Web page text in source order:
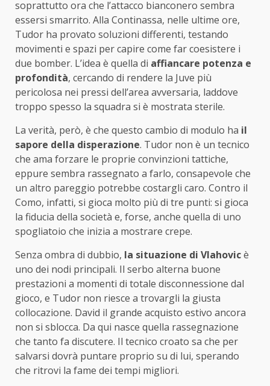
soprattutto ora che l’attacco bianconero sembra
essersi smarrito. Alla Continassa, nelle ultime ore,
Tudor ha provato soluzioni differenti, testando
movimenti e spazi per capire come far coesistere i
due bomber. L’idea è quella di affiancare potenza e
profondità, cercando di rendere la Juve più
pericolosa nei pressi dell’area avversaria, laddove
troppo spesso la squadra si è mostrata sterile.
La verità, però, è che questo cambio di modulo ha il
sapore della disperazione. Tudor non è un tecnico
che ama forzare le proprie convinzioni tattiche,
eppure sembra rassegnato a farlo, consapevole che
un altro pareggio potrebbe costargli caro. Contro il
Como, infatti, si gioca molto più di tre punti: si gioca
la fiducia della società e, forse, anche quella di uno
spogliatoio che inizia a mostrare crepe.
Senza ombra di dubbio, la situazione di Vlahovicè
uno dei nodi principali. Il serbo alterna buone
prestazioni a momenti di totale disconnessione dal
gioco, e Tudor non riesce a trovargli la giusta
collocazione. David il grande acquisto estivo ancora
non si sblocca. Da qui nasce quella rassegnazione
che tanto fa discutere. Il tecnico croato sa che per
salvarsi dovrà puntare proprio su di lui, sperando
che ritrovi la fame dei tempi migliori.